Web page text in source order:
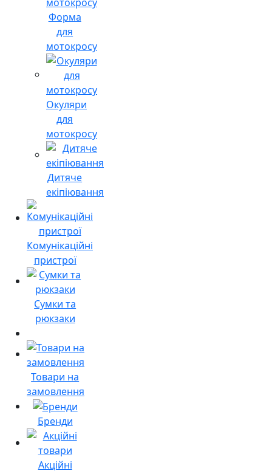
Форма
для
мотокросу
Окуляри
для
мотокросу
Дитяче
екіпіювання
Комунікаційні
пристрої
Сумки та
рюкзаки
Товари на
замовлення
Бренди
Акційні